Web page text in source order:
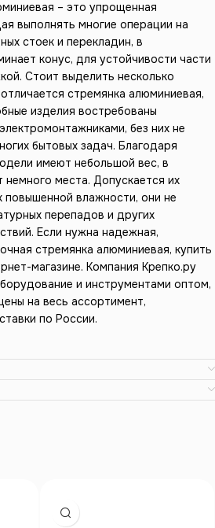
– это упрощенная
выполнять многие операции на
стоек и перекладин, в
конус, для устойчивости части
Стоит выделить несколько
стремянка алюминиевая,
изделия востребованы
без них не
бытовых задач. Благодаря
имеют небольшой вес, в
места. Допускается их
повышенной влажности, они не
перепадов и других
Если нужна надежная,
стремянка алюминиевая, купить
магазине. Компания Крепко.ру
и инструментами оптом,
на весь ассортимент,
по России.